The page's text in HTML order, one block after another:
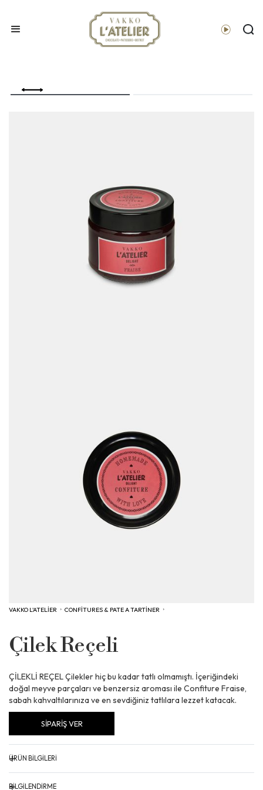
VAKKO L'ATELİER › CONFITURES & PATE A TARTINER ›
Çilek Reçeli
ÇİLEKLİ REÇEL Çilekler hiç bu kadar tatlı olmamıştı. İçeriğindeki
doğal meyve parçaları ve benzersiz aroması ile Confiture Fraise,
sabah kahvaltılarınıza ve en sevdiğiniz tatlılara lezzet katacak.
SİPARİŞ VER
+
ÜRÜN BİLGİLERİ
+
BİLGİLENDİRME